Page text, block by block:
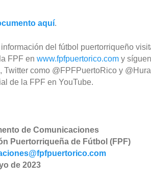
aquí.
información del fútbol puertorriqueño
FPF en www.fpfpuertorico.com y
Twitter como @FPFPuertoRico y
de la FPF en YouTube.
de Comunicaciones
Puertorriqueña de Fútbol (FPF)
de 2023